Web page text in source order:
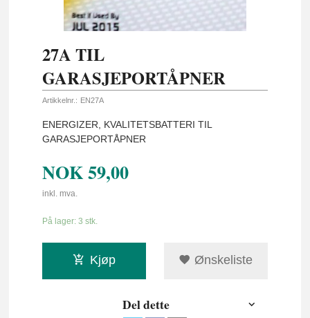
27A TIL
GARASJEPORTÅPNER
Artikkelnr.: EN27A
ENERGIZER, KVALITETSBATTERI TIL
GARASJEPORTÅPNER
NOK59,00
inkl. mva.
På lager: 3 stk.
Kjøp Ønskeliste
Del dette